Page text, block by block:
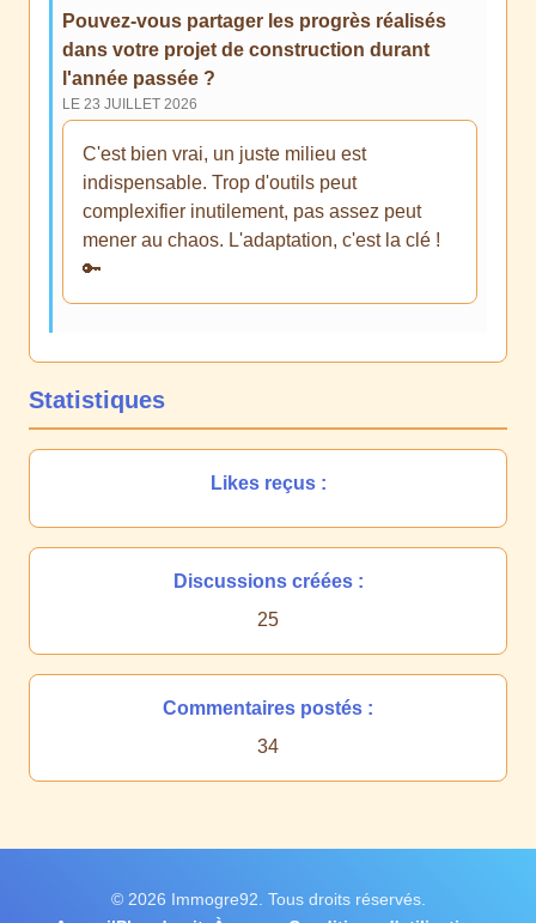
Pouvez-vous partager les progrès réalisés
dans votre projet de construction durant
l'année passée ?
LE 23 JUILLET 2026
C'est bien vrai, un juste milieu est
indispensable. Trop d'outils peut
complexifier inutilement, pas assez peut
mener au chaos. L'adaptation, c'est la clé !
🔑
Statistiques
Likes reçus :
Discussions créées :
25
Commentaires postés :
34
© 2026 Immogre92. Tous droits réservés.